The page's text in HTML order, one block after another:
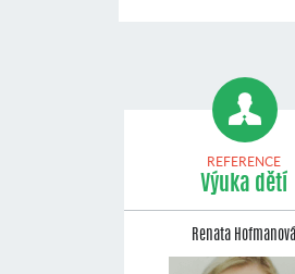
REFERENCE
Výuka dětí
Renata Hofmanová